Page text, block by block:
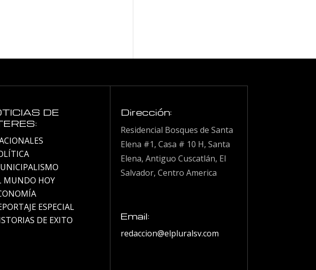
DE
MUNDO HOY
ESPECIAL
DE EXITO
Dirección:
Residencial Bosques de Santa
Elena #1, Casa # 10 H, Santa
Elena, Antiguo Cuscatlán, El
Salvador, Centro America
Email:
redaccion@elpluralsv.com